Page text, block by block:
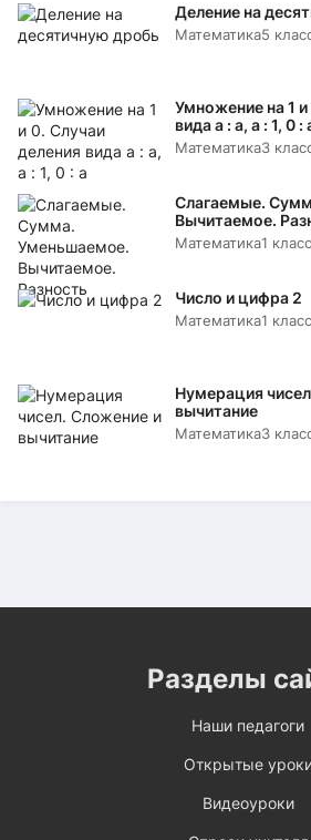
Деление на
Математика5
Умножение на 1
вида а : а, а : 1, 0
Математика3
Слагаемые.
Вычитаемое.
Математика1 класс
Число и цифра 2
Математика1 класс
Нумерация
вычитание
Математика3
Разделы
Наши педагоги
Открытые
Видеоуроки